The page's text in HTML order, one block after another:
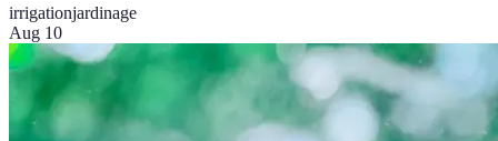
irrigationjardinage
Aug 10